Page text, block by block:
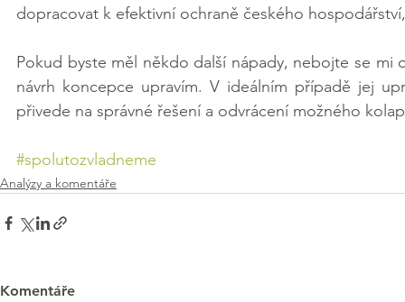
dopracovat k efektivní ochraně českého
Pokud byste měl někdo další nápady, nebojte se mi
návrh koncepce upravím. V ideálním případě jej
přivede na správné řešení a odvrácení možného
#spolutozvladneme
Analýzy a komentáře
Komentáře